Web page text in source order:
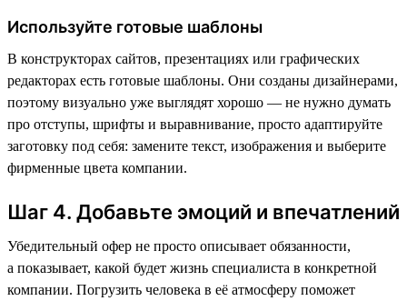
Используйте готовые шаблоны
В конструкторах сайтов, презентациях или графических
редакторах есть готовые шаблоны. Они созданы дизайнерами,
поэтому визуально уже выглядят хорошо — не нужно думать
про отступы, шрифты и выравнивание, просто адаптируйте
заготовку под себя: замените текст, изображения и выберите
фирменные цвета компании.
Шаг 4. Добавьте эмоций и впечатлений
Убедительный офер не просто описывает обязанности,
а показывает, какой будет жизнь специалиста в конкретной
компании. Погрузить человека в её атмосферу поможет